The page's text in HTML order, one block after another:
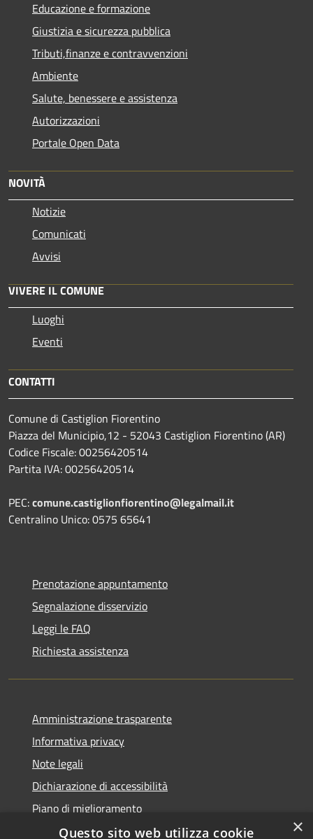
Educazione e formazione
Giustizia e sicurezza pubblica
Tributi,finanze e contravvenzioni
Ambiente
Salute, benessere e assistenza
Autorizzazioni
Portale Open Data
NOVITÀ
Notizie
Comunicati
Avvisi
VIVERE IL COMUNE
Luoghi
Eventi
CONTATTI
Comune di Castiglion Fiorentino
Piazza del Municipio,12 - 52043 Castiglion Fiorentino (AR)
Codice Fiscale: 00256420514
Partita IVA: 00256420514
PEC:comune.castiglionfiorentino@legalmail.it
Centralino Unico: 0575 65641
Prenotazione appuntamento
Segnalazione disservizio
Leggi le FAQ
Richiesta assistenza
Amministrazione trasparente
Informativa privacy
Note legali
Dichiarazione di accessibilità
Piano di miglioramento
×
Questo sito web utilizza cookie